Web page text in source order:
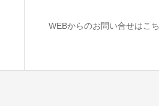
WEBからのお問い合せはこ